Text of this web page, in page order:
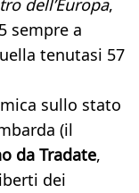
dell’Europa,
sempre a
tenutasi 57
sullo stato
(il
da Tradate,
dei